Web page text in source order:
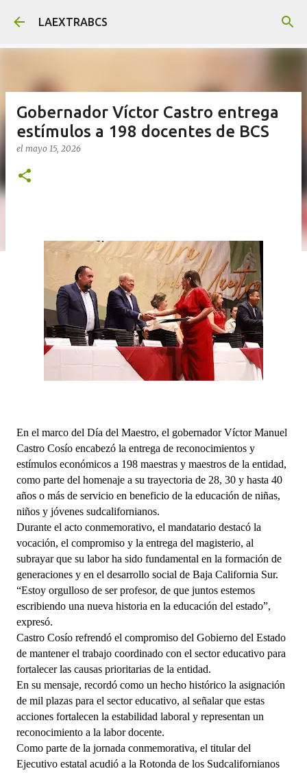
Ir al contenido principal
LAEXTRABCS
Gobernador Víctor Castro entrega
estímulos a 198 docentes de BCS
el mayo 15, 2026
En el marco del Día del Maestro, el gobernador Víctor Manuel
Castro Cosío encabezó la entrega de reconocimientos y
estímulos económicos a 198 maestras y maestros de la entidad,
como parte del homenaje a su trayectoria de 28, 30 y hasta 40
años o más de servicio en beneficio de la educación de niñas,
niños y jóvenes sudcalifornianos.
Durante el acto conmemorativo, el mandatario destacó la
vocación, el compromiso y la entrega del magisterio, al
subrayar que su labor ha sido fundamental en la formación de
generaciones y en el desarrollo social de Baja California Sur.
“Estoy orgulloso de ser profesor, de que juntos estemos
escribiendo una nueva historia en la educación del estado”,
expresó.
Castro Cosío refrendó el compromiso del Gobierno del Estado
de mantener el trabajo coordinado con el sector educativo para
fortalecer las causas prioritarias de la entidad.
En su mensaje, recordó como un hecho histórico la asignación
de mil plazas para el sector educativo, al señalar que estas
acciones fortalecen la estabilidad laboral y representan un
reconocimiento a la labor docente.
Como parte de la jornada conmemorativa, el titular del
Ejecutivo estatal acudió a la Rotonda de los Sudcalifornianos